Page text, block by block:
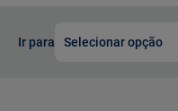
Ir para Selecionar opção